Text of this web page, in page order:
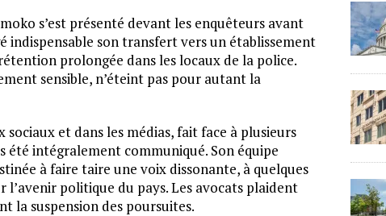
s’est présenté devant les enquêteurs avant
indispensable son transfert vers un établissement
prolongée dans les locaux de la police.
sensible, n’éteint pas pour autant la
et dans les médias, fait face à plusieurs
été intégralement communiqué. Son équipe
à faire taire une voix dissonante, à quelques
l’avenir politique du pays. Les avocats plaident
la suspension des poursuites.